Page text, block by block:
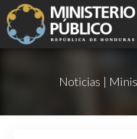
Noticias |